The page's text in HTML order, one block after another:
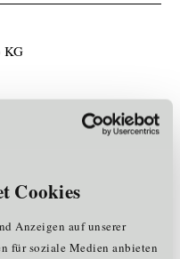
Cookies
Anzeigen auf unserer
für soziale Medien anbieten
KG